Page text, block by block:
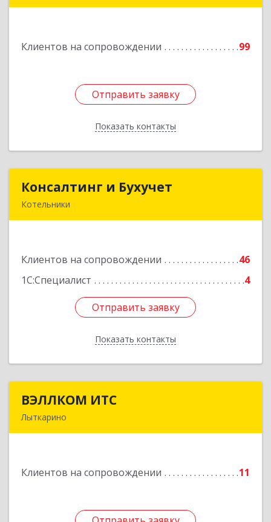
Клиентов на сопровождении 99
Отправить заявку
Показать контакты
Отправить заявку
Назад
Консалтинг и Бухучет
Котельники
Клиентов на сопровождении
46
1С:Специалист
4
Отправить заявку
Показать контакты
Консалтинг и Бухучет
Подробнее
Отправить заявку
Назад
ВЭЛЛКОМ ИТС
Лыткарино
Клиентов на сопровождении 11